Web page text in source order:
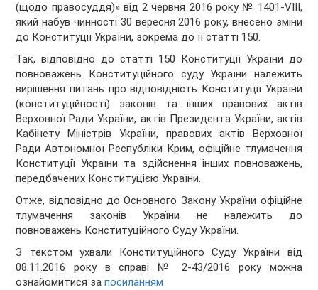
(щодо правосуддя)» від 2 червня 2016 року № 1401-VIII,
який набув чинності 30 вересня 2016 року, внесено зміни
до Конституції України, зокрема до її статті 150.
Так, відповідно до статті 150 Конституції України до
повноважень Конституційного суду України належить
вирішення питань про відповідність Конституції України
(конституційності) законів та інших правових актів
Верховної Ради України, актів Президента України, актів
Кабінету Міністрів України, правових актів Верховної
Ради Автономної Республіки Крим, офіційне тлумачення
Конституції України та здійснення інших повноважень,
передбачених Конституцією України.
Отже, відповідно до Основного Закону України офіційне
тлумачення законів України не належить до
повноважень Конституційного Суду України.
З текстом ухвали Конституційного Суду України від
08.11.2016 року в справі № 2-43/2016 року можна
ознайомитися запосиланням